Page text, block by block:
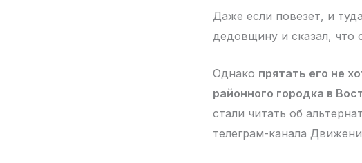
Даже если повезет, и
дедовщину и сказал, что
Однако прятать его не
районного городка в
стали читать об
телеграм-канала